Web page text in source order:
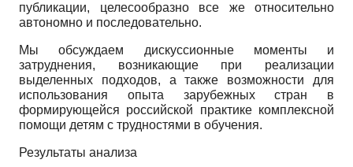
публикации, целесообразно все же относительно
автономно и последовательно.
Мы обсуждаем дискуссионные моменты и
затруднения, возникающие при реализации
выделенных подходов, а также возможности для
использования опыта зарубежных стран в
формирующейся российской практике комплексной
помощи детям с трудностями в обучения.
Результаты анализа